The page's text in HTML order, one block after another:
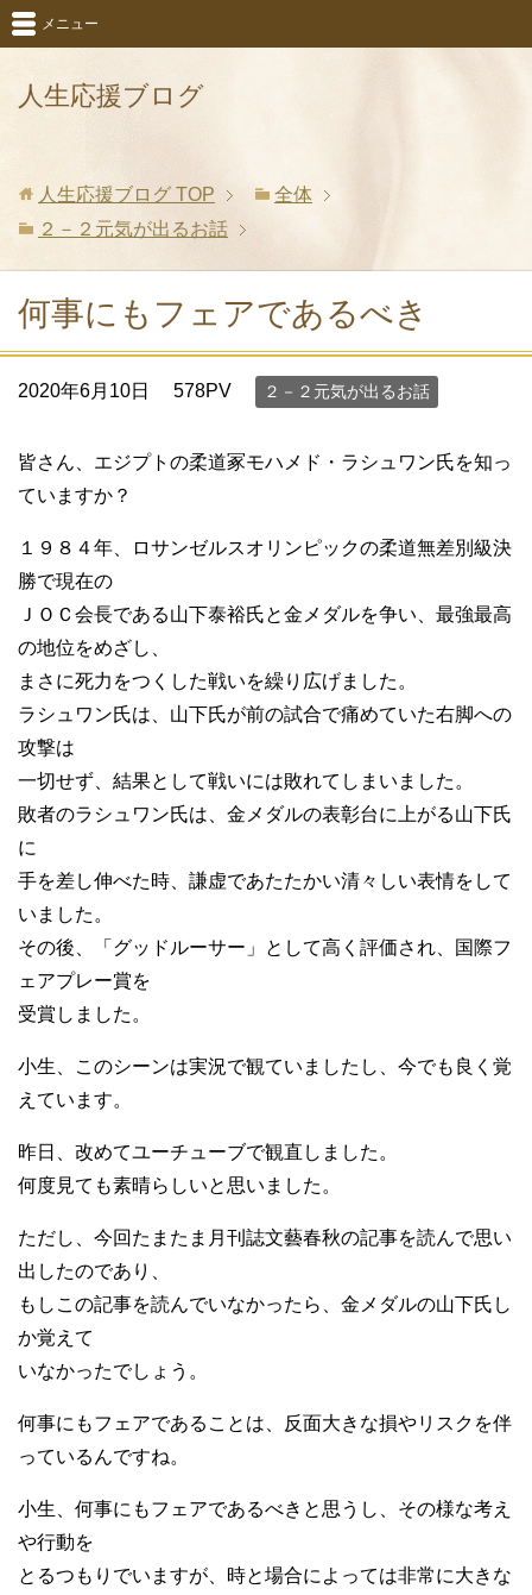
人生応援ブログ
メニュー
人生応援ブログ TOP
全体
２－２元気が出るお話
何事にもフェアであるべき
2020年6月10日 578PV ２－２元気が出るお話
皆さん、エジプトの柔道冢モハメド・ラシュワン氏を知っ
ていますか？
１９８４年、ロサンゼルスオリンピックの柔道無差別級決
勝で現在の
ＪＯＣ会長である山下泰裕氏と金メダルを争い、最強最高
の地位をめざし、
まさに死力をつくした戦いを繰り広げました。
ラシュワン氏は、山下氏が前の試合で痛めていた右脚への
攻撃は
一切せず、結果として戦いには敗れてしまいました。
敗者のラシュワン氏は、金メダルの表彰台に上がる山下氏
に
手を差し伸べた時、謙虚であたたかい清々しい表情をして
いました。
その後、「グッドルーサー」として高く評価され、国際フ
ェアプレー賞を
受賞しました。
小生、このシーンは実況で観ていましたし、今でも良く覚
えています。
昨日、改めてユーチューブで観直しました。
何度見ても素晴らしいと思いました。
ただし、今回たまたま月刊誌文藝春秋の記事を読んで思い
出したのであり、
もしこの記事を読んでいなかったら、金メダルの山下氏し
か覚えて
いなかったでしょう。
何事にもフェアであることは、反面大きな損やリスクを伴
っているんですね。
小生、何事にもフェアであるべきと思うし、その様な考え
や行動を
とるつもりでいますが、時と場合によっては非常に大きな